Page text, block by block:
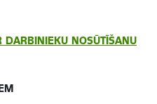
DARBINIEKU NOSŪTĪŠANU